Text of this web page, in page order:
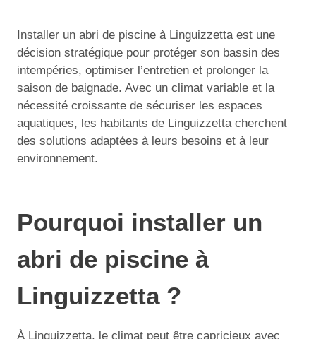
Installer un abri de piscine à Linguizzetta est une
décision stratégique pour protéger son bassin des
intempéries, optimiser l’entretien et prolonger la
saison de baignade. Avec un climat variable et la
nécessité croissante de sécuriser les espaces
aquatiques, les habitants de Linguizzetta cherchent
des solutions adaptées à leurs besoins et à leur
environnement.
Pourquoi installer un
abri de piscine à
Linguizzetta ?
À Linguizzetta, le climat peut être capricieux avec